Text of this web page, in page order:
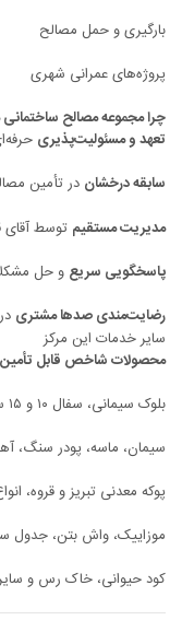
بارگیری و حمل مصالح
پروژه‌های عمرانی شهری
چرا مجموعه مصالح
تعهد و مسئولیت‌پذیری
سابقه درخشان در تأمین
مدیریت مستقیم توسط آقای
پاسخگویی سریع و حل
رضایت‌مندی صدها مشتری
سایر خدمات این مرکز
محصولات شاخص قابل
بلوک سیمانی، سفال ۱۰ و ۱۵ سوراخ، آجر فشاری و نما
سیمان، ماسه، پودر سنگ،
پوکه معدنی تبریز و قروه،
موزاییک، واش بتن، جدول
کود حیوانی، خاک رس و